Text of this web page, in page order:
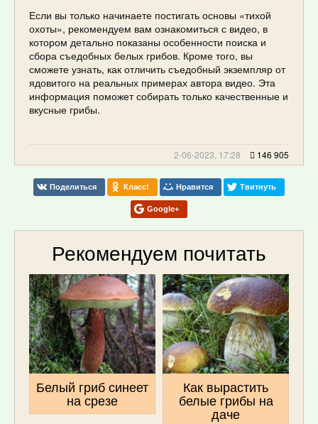
Если вы только начинаете постигать основы «тихой
охоты», рекомендуем вам ознакомиться с видео, в
котором детально показаны особенности поиска и
сбора съедобных белых грибов. Кроме того, вы
сможете узнать, как отличить съедобный экземпляр от
ядовитого на реальных примерах автора видео. Эта
информация поможет собирать только качественные и
вкусные грибы.
2-06-2023, 17:28 146 905
Поделиться Класс! Нравится Твитнуть
Google+
Рекомендуем почитать
Белый гриб синеет
на срезе
Как вырастить
белые грибы на
даче